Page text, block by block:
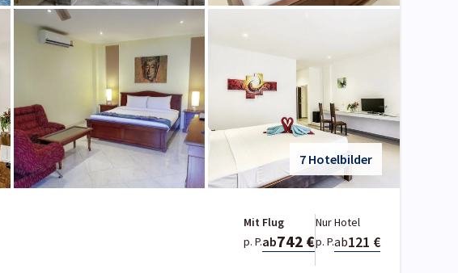
7 Hotelbilder
Mit Flug
p. P.ab742 €
Nur Hotel
p. P.ab121 €